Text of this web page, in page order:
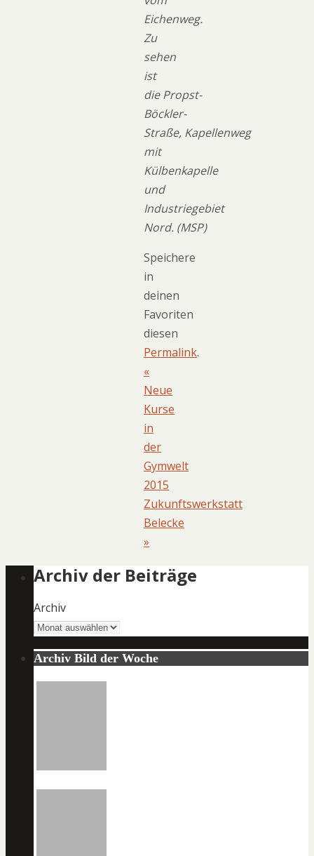
Eichenweg.
Zu
sehen
ist
die Propst-
Böckler-
Straße, Kapellenweg
mit
Külbenkapelle
und
Industriegebiet
Nord. (MSP)
Speichere
in
deinen
Favoriten
diesen
Permalink.
«
Neue
Kurse
in
der
Gymwelt
2015
Zukunftswerkstatt
Belecke
»
Archiv der Beiträge
Archiv
Archiv Bild der Woche